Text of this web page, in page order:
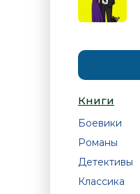
Книги
Боевики
Романы
Детективы
Классика